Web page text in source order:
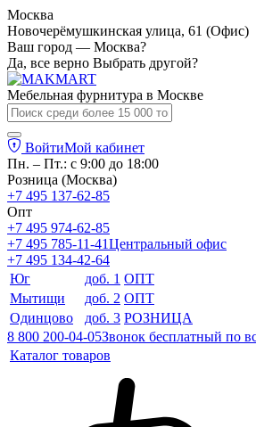
Москва
Новочерёмушкинская улица, 61 (Офис)
Ваш город — Москва?
Да, все верно Выбрать другой?
Мебельная фурнитура в Москве
ВойтиМой кабинет
Пн. – Пт.: с 9:00 до 18:00
Розница (Москва)
+7 495 137-62-85
Опт
+7 495 974-62-85
+7 495 785-11-41Центральный офис
+7 495 134-42-64
Юг
доб. 1 ОПТ
Мытищи
доб. 2 ОПТ
Одинцово
доб. 3 РОЗНИЦА
8 800 200-04-05Звонок бесплатный по
Каталог товаров